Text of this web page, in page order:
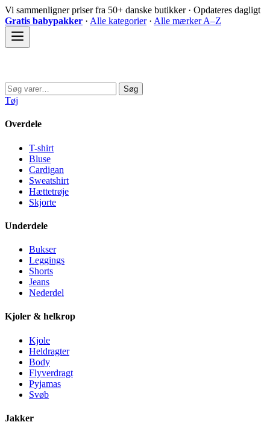
Spring
til
indhold
Vi sammenligner priser fra 50+ danske butikker · Opdateres dagligt
Gratis babypakker · Alle kategorier· Alle mærker A–Z
Søg
efter:
Søg
Tøj
Overdele
T-shirt
Bluse
Cardigan
Sweatshirt
Hættetrøje
Skjorte
Underdele
Bukser
Leggings
Shorts
Jeans
Nederdel
Kjoler & helkrop
Kjole
Heldragter
Body
Flyverdragt
Pyjamas
Svøb
Jakker